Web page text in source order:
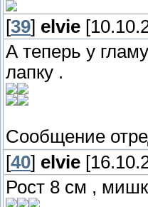
[39] elvie
А теперь у
лапку .
Сообщение
[40] elvie
Рост 8 см ,